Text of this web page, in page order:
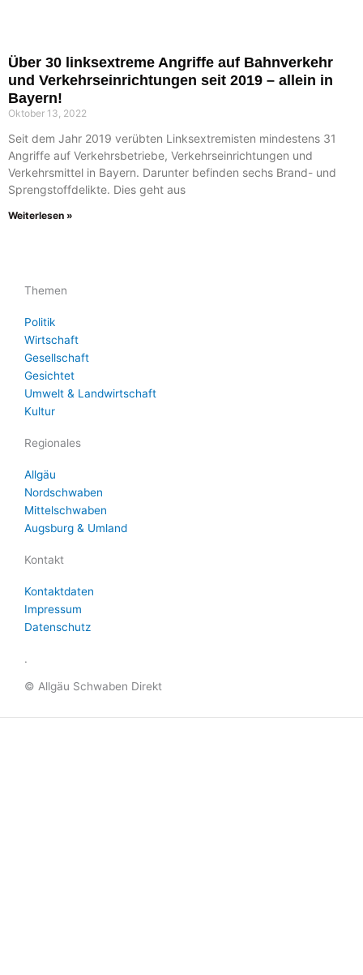
Über 30 linksextreme Angriffe auf Bahnverkehr
und Verkehrseinrichtungen seit 2019 – allein in
Bayern!
Oktober 13, 2022
Seit dem Jahr 2019 verübten Linksextremisten mindestens 31
Angriffe auf Verkehrsbetriebe, Verkehrseinrichtungen und
Verkehrsmittel in Bayern. Darunter befinden sechs Brand- und
Sprengstoffdelikte. Dies geht aus
Weiterlesen »
Themen
Politik
Wirtschaft
Gesellschaft
Gesichtet
Umwelt & Landwirtschaft
Kultur
Regionales
Allgäu
Nordschwaben
Mittelschwaben
Augsburg & Umland
Kontakt
Kontaktdaten
Impressum
Datenschutz
.
© Allgäu Schwaben Direkt